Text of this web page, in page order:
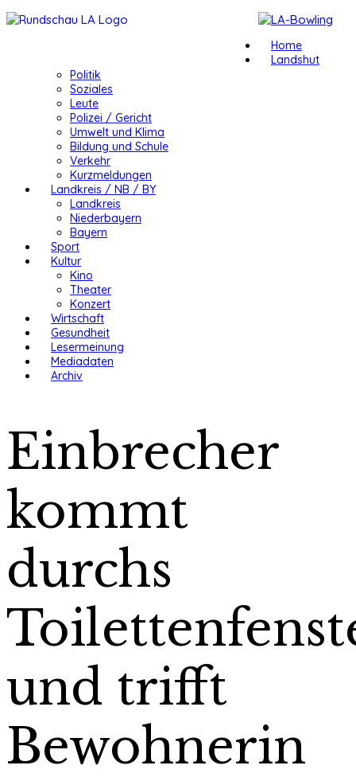
Home
Landshut
Politik
Soziales
Leute
Polizei / Gericht
Umwelt und Klima
Bildung und Schule
Verkehr
Kurzmeldungen
Landkreis / NB / BY
Landkreis
Niederbayern
Bayern
Sport
Kultur
Kino
Theater
Konzert
Wirtschaft
Gesundheit
Lesermeinung
Mediadaten
Archiv
Einbrecher
kommt
durchs
und trifft
Bewohnerin